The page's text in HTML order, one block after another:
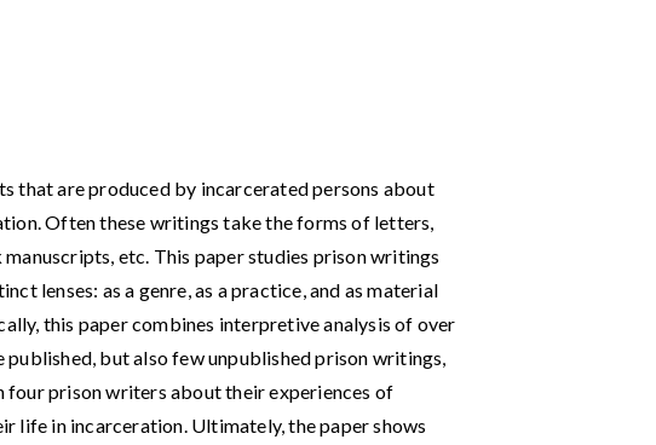
that are produced by incarcerated persons about
Often these writings take the forms of letters,
etc. This paper studies prison writings
lenses: as a genre, as a practice, and as material
this paper combines interpretive analysis of over
published, but also few unpublished prison writings,
prison writers about their experiences of
life in incarceration. Ultimately, the paper shows